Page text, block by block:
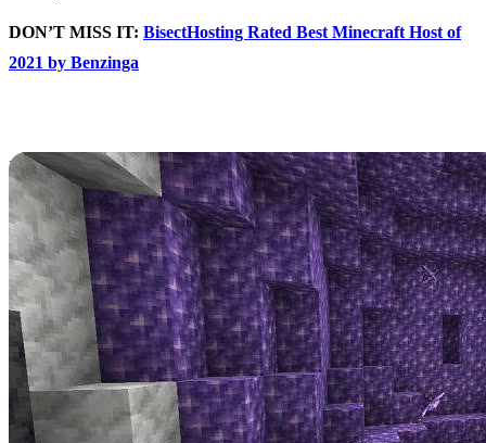
DON’T MISS IT: BisectHosting Rated Best Minecraft Host of
2021 by Benzinga
Minecraft Caves and Cliffs part 1 will go live simultaneously on all
platforms, not leaving any Minecraft players behind between
Bedrock Edition and Java Edition.